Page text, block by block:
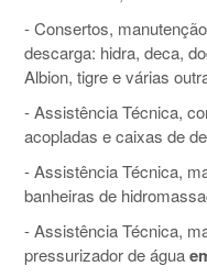
- Consertos,
descarga: hidra, deca,
Albion, tigre e várias
- Assistência Técnica,
acopladas e caixas de
- Assistência Técnica,
banheiras de
- Assistência Técnica,
pressurizador de água